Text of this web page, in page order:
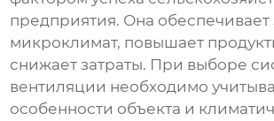
предприятия. Она
микроклимат, повышает
снижает затраты. При выборе
вентиляции необходимо
особенности объекта и